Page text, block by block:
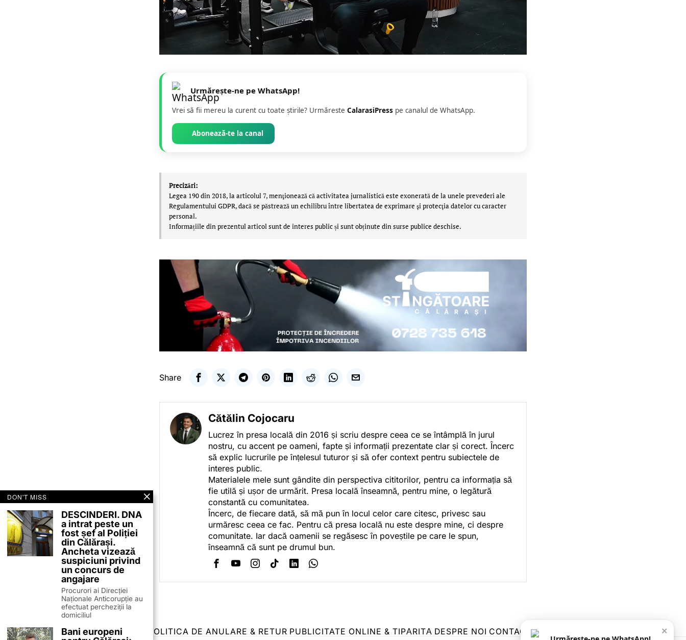
Urmărește-ne pe WhatsApp!
Vrei să fii mereu la curent cu toate știrile? Urmăreste CalarasiPress pe canalul de WhatsApp.
Abonează-te la canal
Precizări:
Legea 190 din 2018, la articolul 7, menţionează că activitatea jurnalistică este exonerată de la unele prevederi ale
Regulamentului GDPR, dacă se păstrează un echilibru între libertatea de exprimare şi protecţia datelor cu caracter
personal.
Informațiile din prezentul articol sunt de interes public și sunt obținute din surse publice deschise.
Share
Cătălin Cojocaru
Lucrez în presa locală din 2016 și scriu despre ceea ce se întâmplă în jurul
nostru, cu accent pe oameni, fapte și informații prezentate clar și corect. Încerc
să explic lucrurile pe înțelesul tuturor și să ofer context pentru subiectele de
interes public.
Materialele mele sunt gândite din perspectiva cititorilor, pentru ca informația să
fie utilă și ușor de urmărit. Presa locală înseamnă, pentru mine, o legătură
constantă cu comunitatea.
Încerc, de fiecare dată, să mă pun în locul celor care citesc, privesc sau
urmăresc ceea ce fac. Pentru că presa locală nu este despre mine, ci despre
comunitate. Iar dacă oamenii se regăsesc în poveștile pe care le spun,
înseamnă că sunt pe drumul bun.
TERMENI ȘI CONDIȚII COOKIES POLITICA DE ANULARE & RETUR PUBLICITATE ONLINE & TIPĂRITĂ DESPRE NOI CONTACT ZIARUL ANUNȚUL CĂLĂRĂȘEAN
×
DON'T MISS
DESCINDERI. DNA
a intrat peste un
fost șef al Poliției
din Călărași.
Ancheta vizează
suspiciuni privind
un concurs de
angajare
Procurori ai Direcției
Naționale Anticorupție au
efectuat percheziții la
domiciliul
Bani europeni